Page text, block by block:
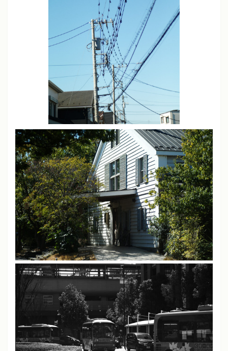
ソニーα7、α7 III
クリエイティブスタイル スタンダードモード